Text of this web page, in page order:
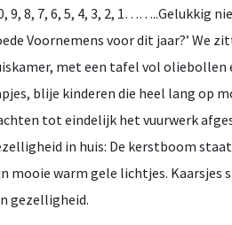
9, 8, 7, 6, 5, 4, 3, 2, 1……..Gelukkig
Voornemens voor dit jaar?’ We
met een tafel vol oliebollen
blije kinderen die heel lang op
tot eindelijk het vuurwerk
in huis: De kerstboom
mooie warm gele lichtjes. Kaarsjes
gezelligheid.